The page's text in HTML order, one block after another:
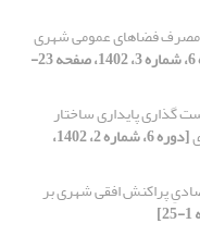
مصرف فضاهای عمومی شهری
[دوره 6، شماره 3، 1402، صفحه 23-
گذاری پایداری ساختار
[دوره 6، شماره 2، 1402،
پراکنش افقی شهری بر